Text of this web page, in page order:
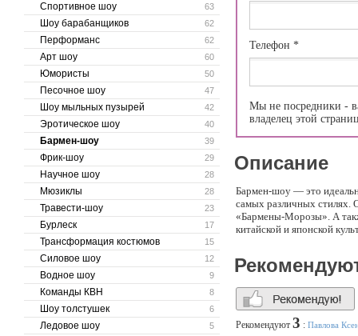
63
Спортивное шоу
62
Шоу барабанщиков
62
Перформанс
60
Арт шоу
50
Юмористы
47
Песочное шоу
42
Шоу мыльных пузырей
40
Эротическое шоу
39
Бармен-шоу
29
Фрик-шоу
28
Научное шоу
28
Мюзиклы
23
Травести-шоу
17
Бурлеск
15
Трансформация костюмов
12
Силовое шоу
9
Водное шоу
8
Команды КВН
6
Шоу толстушек
5
Ледовое шоу
Телефон *
Мы не посредники -
владелец этой
Описание
Бармен-шоу — это
самых различных стилях.
«Бармены-Морозы». А
китайской и японской
Рекомендуют 3 : Павлова